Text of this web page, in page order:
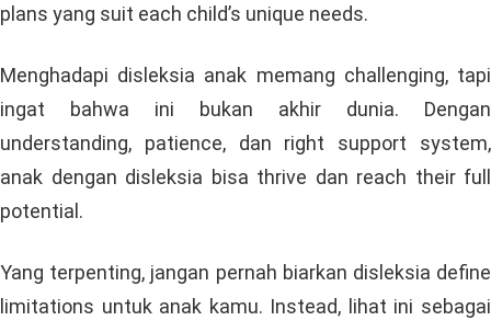
plans yang suit each child’s unique needs.
Menghadapi disleksia anak memang challenging, tapi
ingat bahwa ini bukan akhir dunia. Dengan
understanding, patience, dan right support system,
anak dengan disleksia bisa thrive dan reach their full
potential.
Yang terpenting, jangan pernah biarkan disleksia define
limitations untuk anak kamu. Instead, lihat ini sebagai